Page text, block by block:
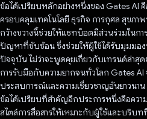
ข้อได้เปรียบหลักอย่างหนึ่งของ Gates AI คื
ครอบคลุมเทคโนโลยี ธุรกิจ การกุศล สุขภ
กว้างขวางนี้ช่วยให้แชทบ็อตมีส่วนร่วมในก
ปัญหาที่ซับซ้อน ซึ่งช่วยให้ผู้ใช้ได้รับมุมมอ
ปัจจุบัน ไม่ว่าจะพูดคุยเกี่ยวกับเทรนด์ล่า
การรับมือกับความยากจนทั่วโลก Gates
ประสบการณ์และความเชี่ยวชาญอันยาวนาน
ข้อได้เปรียบที่สำคัญอีกประการหนึ่งคือคว
สไตล์การสื่อสารให้เหมาะกับผู้ใช้และบริบ